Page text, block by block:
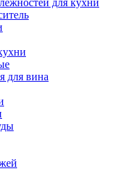
для кухни
для вина